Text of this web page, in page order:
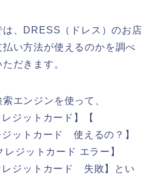
、DRESS（ドレス）のお店
い方法が使えるのかを調べ
だきます。
エンジンを使って、
ジットカード】【
ットカード 使えるの？】
ジットカード エラー】
レジットカード 失敗】とい